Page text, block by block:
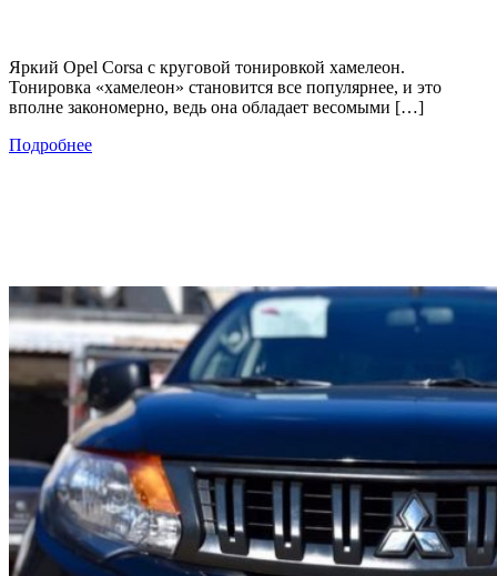
Яркий Opel Corsa с круговой тонировкой хамелеон.
Тонировка «хамелеон» становится все популярнее, и это
вполне закономерно, ведь она обладает весомыми […]
Подробнее